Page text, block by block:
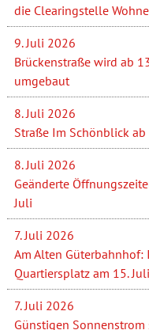
die Clearingstelle
9. Juli 2026
Brückenstraße wird ab
umgebaut
8. Juli 2026
Straße Im Schönblick
8. Juli 2026
Geänderte
Juli
7. Juli 2026
Am Alten
Quartiersplatz am 15. Juli
7. Juli 2026
Günstigen